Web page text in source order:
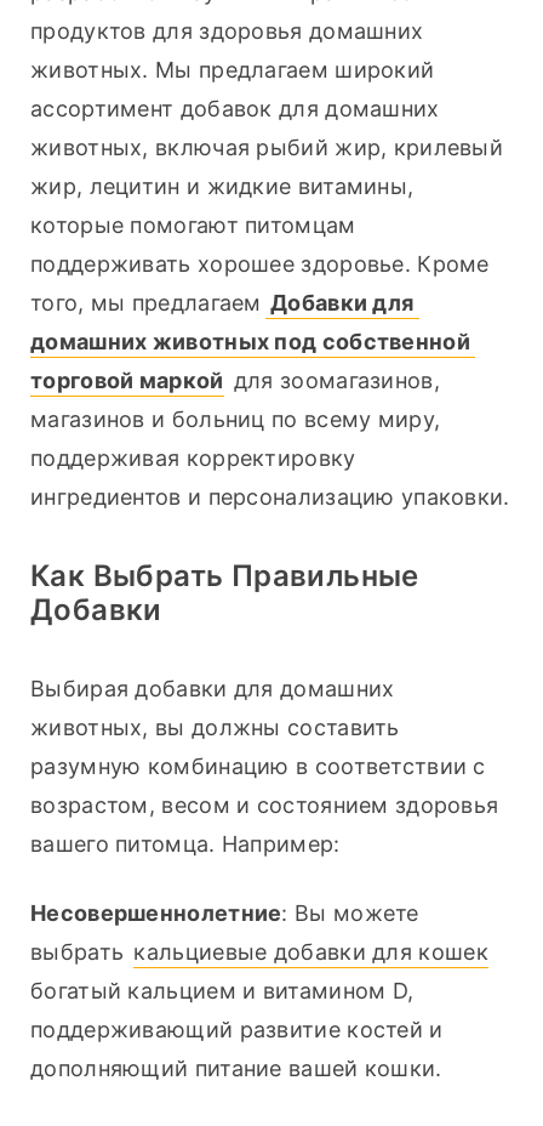
продуктов для здоровья домашних
животных. Мы предлагаем широкий
ассортимент добавок для домашних
животных, включая рыбий жир, крилевый
жир, лецитин и жидкие витамины,
которые помогают питомцам
поддерживать хорошее здоровье. Кроме
того, мы предлагаем Добавки для
домашних животных под собственной
торговой маркой для зоомагазинов,
магазинов и больниц по всему миру,
поддерживая корректировку
ингредиентов и персонализацию упаковки.
Как Выбрать Правильные
Добавки
Выбирая добавки для домашних
животных, вы должны составить
разумную комбинацию в соответствии с
возрастом, весом и состоянием здоровья
вашего питомца. Например:
Несовершеннолетние: Вы можете
выбрать кальциевые добавки для кошек
богатый кальцием и витамином D,
поддерживающий развитие костей и
дополняющий питание вашей кошки.